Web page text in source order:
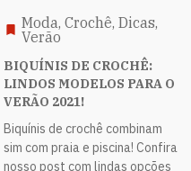
Moda, Crochê, Dicas,
Verão
BIQUÍNIS DE CROCHÊ:
LINDOS MODELOS PARA O
VERÃO 2021!
Biquínis de crochê combinam
sim com praia e piscina! Confira
nosso post com lindas opções